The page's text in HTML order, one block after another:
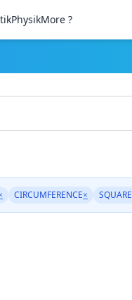
PhysikMore ?
CIRCUMFERENCE× SQUARE